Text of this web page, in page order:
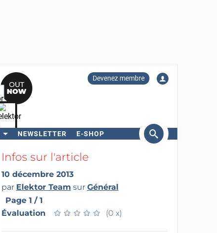
Devenez membre
NEWSLETTER E-SHOP
Infos sur l'article
10 décembre 2013
par Elektor Team sur Général
Page 1 / 1
Évaluation
★ ★ ★ ★ ★
★ ★ ★ ★ ★ (0 x)